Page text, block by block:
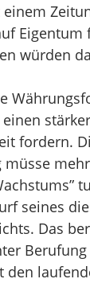
Eigentum
würden
fordern.
seines
Das
den